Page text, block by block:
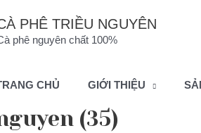
PHÊ TRIỀU NGUYÊN
phê nguyên chất 100%
CHỦ GIỚI THIỆU
(35)